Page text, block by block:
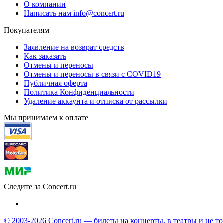
О компании
Написать нам info@concert.ru
Покупателям
Заявление на возврат средств
Как заказать
Отмены и переносы
Отмены и переносы в связи с COVID19
Публичная оферта
Политика Конфиденциальности
Удаление аккаунта и отписка от рассылки
Мы принимаем к оплате
Следите за Concert.ru
© 2003-2026 Concert.ru — билеты на концерты, в театры и не